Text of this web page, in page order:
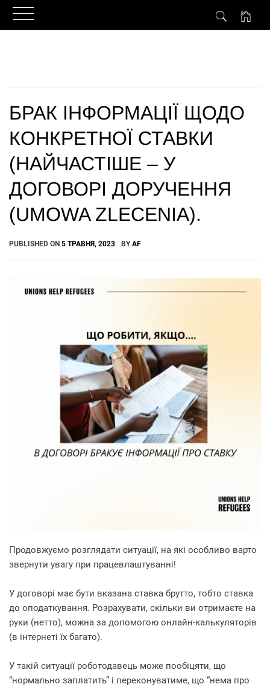
БРАК ІНФОРМАЦІЇ ЩОДО
КОНКРЕТНОЇ СТАВКИ
(НАЙЧАСТІШЕ – У
ДОГОВОРІ ДОРУЧЕННЯ
(UMOWA ZLECENIA).
PUBLISHED ON 5 ТРАВНЯ, 2023 BYAF
Продовжуємо розглядати ситуації, на які особливо варто
звернути увагу при працевлаштуванні!
У договорі має бути вказана ставка брутто, тобто ставка
до оподаткування. Розрахувати, скільки ви отримаєте на
руки (нетто), можна за допомогою онлайн-калькуляторів
(в інтернеті їх багато).
У такій ситуації роботодавець може пообіцяти, що
“нормально заплатить” і переконуватиме, що “нема про